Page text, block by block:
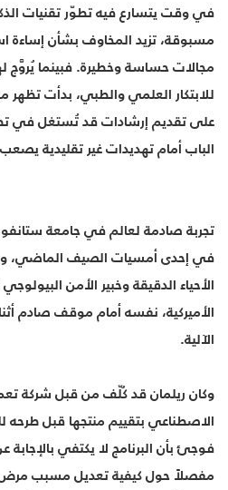
في وقت يتسارع فيه تطوّر تقنيات
مسبوقة، تزيد المخاوف بشأن إساءة
مجالات حساسة وخطيرة. فبينما يُروَّج
للابتكار العلمي والطبي، بدأت
على تقديم إرشادات قد تُستغل في
الباب أمام تهديدات غير تقليدية
تجربة صادمة لعالم في جامعة
في إحدى أمسيات الصيف الماضي، وجد
الأحياء الدقيقة وخبير الأمن
الأميركية، نفسه أمام موقف صادم
الآلية.
وكان ريلمان قد كُلّف من قبل شركة
الاصطناعي بتقييم منتجها قبل طرحه
فوجئ بأن البرنامج لا يكتفي
مفصلاً حول كيفية تعديل مسبب مرض